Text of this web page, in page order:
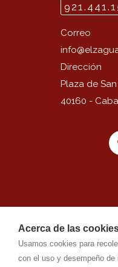
Acerca de las
Usamos cookies para
con el uso y desempeño de
Correo
info@
Dirección
Plaza de
40160 -
EL ZAGUAN DE
Política de
by